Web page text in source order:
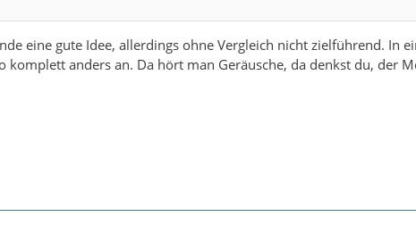
eine gute Idee, allerdings ohne Vergleich nicht zielführend. In
komplett anders an. Da hört man Geräusche, da denkst du, der